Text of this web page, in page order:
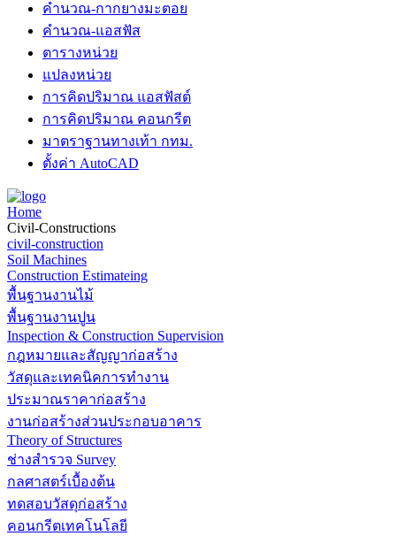
คำนวณ-กากยางมะตอย
คำนวณ-แอสฟัส
ตารางหน่วย
แปลงหน่วย
การคิดปริมาณ แอสฟัสต์
การคิดปริมาณ คอนกรีต
มาตราฐานทางเท้า กทม.
ตั้งค่า AutoCAD
Home
Civil-Constructions
civil-construction
Soil Machines
Construction Estimateing
พื้นฐานงานไม้
พื้นฐานงานปูน
Inspection & Construction Supervision
กฎหมายและสัญญาก่อสร้าง
วัสดุและเทคนิคการทำงาน
ประมาณราคาก่อสร้าง
งานก่อสร้างส่วนประกอบอาคาร
Theory of Structures
ช่างสำรวจ Survey
กลศาสตร์เบื้องต้น
ทดสอบวัสดุก่อสร้าง
คอนกรีตเทคโนโลยี